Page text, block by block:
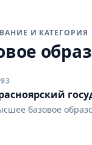
И КАТЕГОРИЯ
базовое